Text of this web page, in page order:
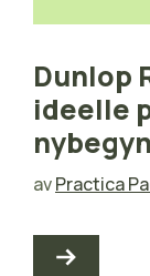
Dunlop
ideelle
avPractica